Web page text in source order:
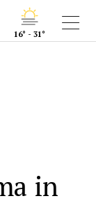
16° - 31°
in